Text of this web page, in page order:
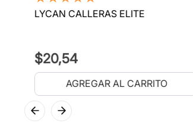
LYCAN CALLERAS ELITE
$20,54
AGREGAR AL CARRITO